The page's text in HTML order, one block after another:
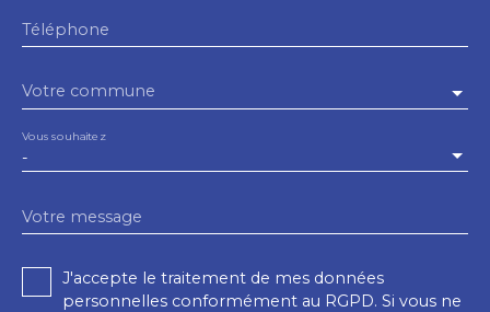
Téléphone
Votre commune
-
Vous souhaitez
Votre message
J'accepte le traitement de mes données
personnelles conformément au RGPD. Si vous ne